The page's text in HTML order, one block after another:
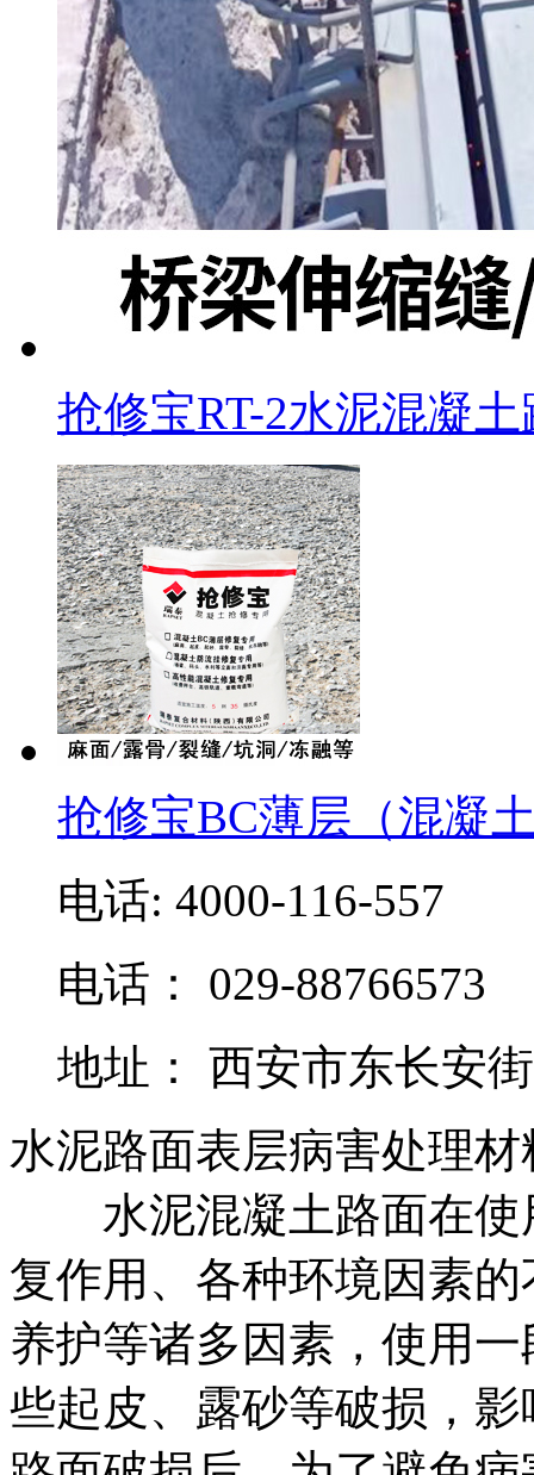
抢修宝RT-2水泥混凝
抢修宝BC薄层（混凝
电话: 4000-116-557
电话： 029-88766573
地址： 西安市东长安
水泥路面表层病害处理
水泥混凝土路面在使
复作用、各种环境因素
养护等诸多因素，使用
些起皮、露砂等破损，